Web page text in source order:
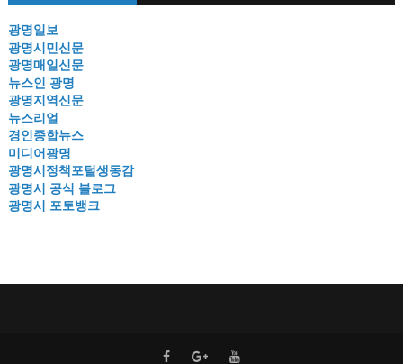
광명일보
광명시민신문
광명매일신문
뉴스인 광명
광명지역신문
뉴스리얼
경인종합뉴스
미디어광명
광명시정책포털생동감
광명시 공식 블로그
광명시 포토뱅크